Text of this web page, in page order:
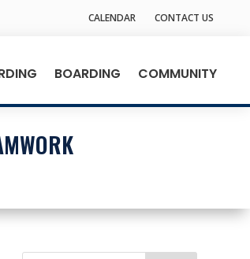
CALENDAR CONTACT US
BOARDING COMMUNITY